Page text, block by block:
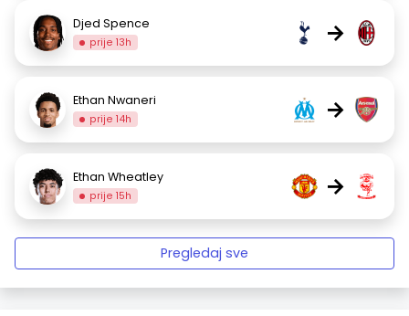
Djed Spence
prije 13h →
Ethan Nwaneri
prije 14h →
Ethan Wheatley
prije 15h →
Pregledaj sve